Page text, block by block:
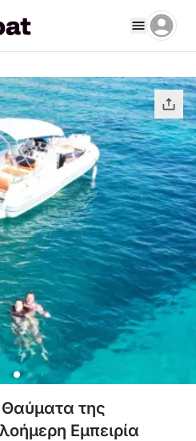
Θαύματα της
Εμπειρία